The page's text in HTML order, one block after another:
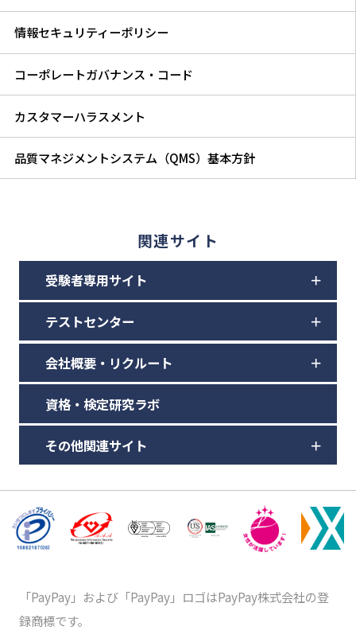
情報セキュリティーポリシー
コーポレートガバナンス・コード
カスタマーハラスメント
品質マネジメントシステム（QMS）基本方針
関連サイト
受験者専用サイト
テストセンター
会社概要・リクルート
資格・検定研究ラボ
その他関連サイト
「PayPay」および「PayPay」ロゴはPayPay株式会社の登
録商標です。